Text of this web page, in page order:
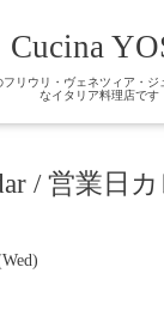
Cucina
フリウリ・ヴェネツィア・ジ
なイタリア料理店です
/ 営業日